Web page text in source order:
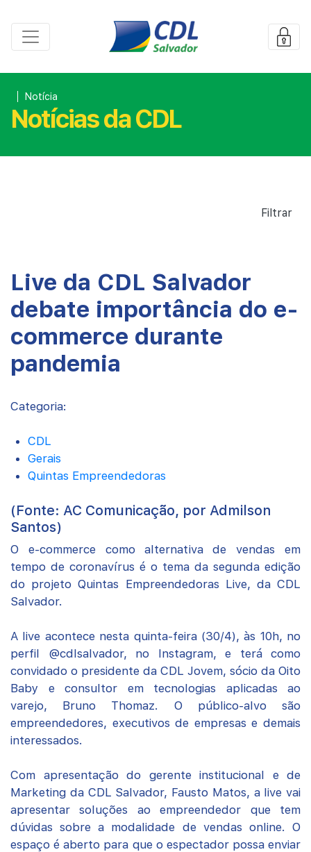
Notícia
Notícias da CDL
Filtrar
Live da CDL Salvador
debate importância do e-
commerce durante
pandemia
Categoria:
CDL
Gerais
Quintas Empreendedoras
(Fonte: AC Comunicação, por Admilson
Santos)
O e-commerce como alternativa de vendas em
tempo de coronavírus é o tema da segunda edição
do projeto Quintas Empreendedoras Live, da CDL
Salvador.
A live acontece nesta quinta-feira (30/4), às 10h, no
perfil @cdlsalvador, no Instagram, e terá como
convidado o presidente da CDL Jovem, sócio da Oito
Baby e consultor em tecnologias aplicadas ao
varejo, Bruno Thomaz. O público-alvo são
empreendedores, executivos de empresas e demais
interessados.
Com apresentação do gerente institucional e de
Marketing da CDL Salvador, Fausto Matos, a live vai
apresentar soluções ao empreendedor que tem
dúvidas sobre a modalidade de vendas online. O
espaço é aberto para que o espectador possa enviar